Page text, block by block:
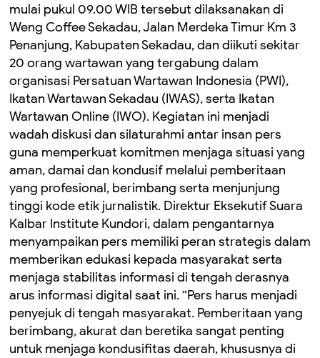
mulai pukul 09.00 WIB tersebut dilaksanakan di
Weng Coffee Sekadau, Jalan Merdeka Timur Km 3
Penanjung, Kabupaten Sekadau, dan diikuti sekitar
20 orang wartawan yang tergabung dalam
organisasi Persatuan Wartawan Indonesia (PWI),
Ikatan Wartawan Sekadau (IWAS), serta Ikatan
Wartawan Online (IWO). Kegiatan ini menjadi
wadah diskusi dan silaturahmi antar insan pers
guna memperkuat komitmen menjaga situasi yang
aman, damai dan kondusif melalui pemberitaan
yang profesional, berimbang serta menjunjung
tinggi kode etik jurnalistik. Direktur Eksekutif Suara
Kalbar Institute Kundori, dalam pengantarnya
menyampaikan pers memiliki peran strategis dalam
memberikan edukasi kepada masyarakat serta
menjaga stabilitas informasi di tengah derasnya
arus informasi digital saat ini. “Pers harus menjadi
penyejuk di tengah masyarakat. Pemberitaan yang
berimbang, akurat dan beretika sangat penting
untuk menjaga kondusifitas daerah, khususnya di